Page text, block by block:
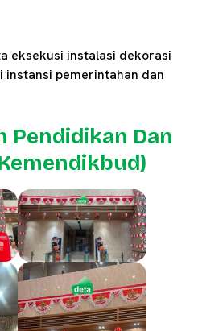
eksekusi instalasi dekorasi
instansi pemerintahan dan
Pendidikan Dan